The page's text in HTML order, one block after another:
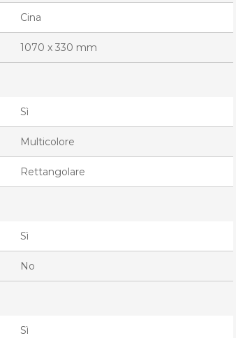
Cina
1070 x 330 mm
Sì
Multicolore
Rettangolare
Sì
No
Sì